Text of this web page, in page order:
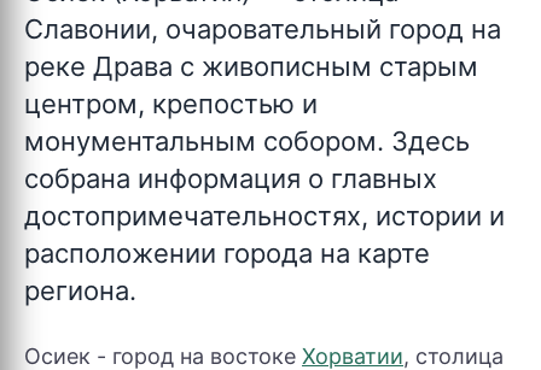
Славонии, очаровательный город на
реке Драва с живописным старым
центром, крепостью и
монументальным собором. Здесь
собрана информация о главных
достопримечательностях, истории и
расположении города на карте
региона.
Осиек - город на востоке Хорватии, столица